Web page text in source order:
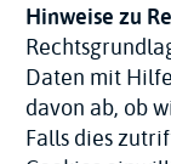
Hinweise zu
Daten mit
davon ab, ob
Falls dies